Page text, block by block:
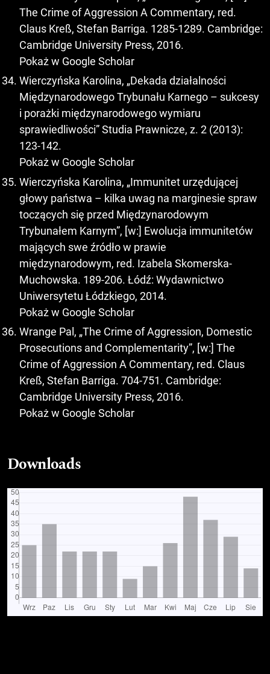
The Crime of Aggression A Commentary, red.
Claus Kreß, Stefan Barriga. 1285-1289. Cambridge:
Cambridge University Press, 2016.
Pokaż w Google Scholar
Wierczyńska Karolina, „Dekada działalności
Międzynarodowego Trybunału Karnego – sukcesy
i porażki międzynarodowego wymiaru
sprawiedliwości” Studia Prawnicze, z. 2 (2013):
123-142.
Pokaż w Google Scholar
Wierczyńska Karolina, „Immunitet urzędującej
głowy państwa – kilka uwag na marginesie spraw
toczących się przed Międzynarodowym
Trybunałem Karnym”, [w:] Ewolucja immunitetów
mających swe źródło w prawie
międzynarodowym, red. Izabela Skomerska-
Muchowska. 189-206. Łódź: Wydawnictwo
Uniwersytetu Łódzkiego, 2014.
Pokaż w Google Scholar
Wrange Pal, „The Crime of Aggression, Domestic
Prosecutions and Complementarity”, [w:] The
Crime of Aggression A Commentary, red. Claus
Kreß, Stefan Barriga. 704-751. Cambridge:
Cambridge University Press, 2016.
Pokaż w Google Scholar
Downloads